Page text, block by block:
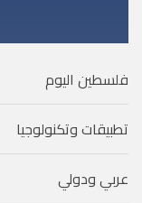
فلسطين اليوم
تطبيقات وتكنولوجيا
عربي ودولي